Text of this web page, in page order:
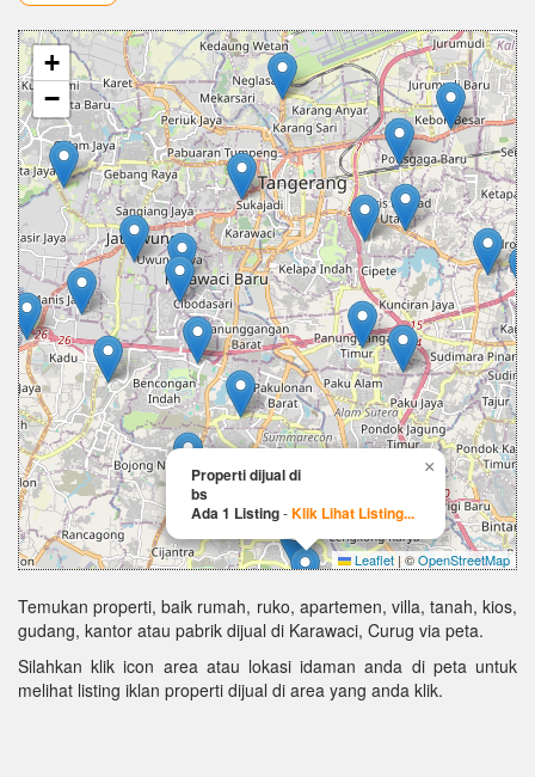
Properti dijual di
bs
Ada 1 Listing-Klik Lihat Listing...
×
+
−
Leaflet |©OpenStreetMap
Temukan properti, baik rumah, ruko, apartemen, villa, tanah, kios,
gudang, kantor atau pabrik dijual di Karawaci, Curug via peta.
Silahkan klik icon area atau lokasi idaman anda di peta untuk
melihat listing iklan properti dijual di area yang anda klik.